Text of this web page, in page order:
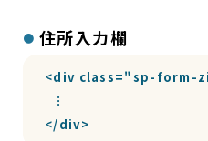
住所入力欄
<div class="sp-
  ︙
</div>